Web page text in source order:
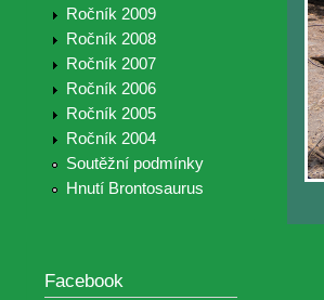
Ročník 2009
Ročník 2008
Ročník 2007
Ročník 2006
Ročník 2005
Ročník 2004
Soutěžní podmínky
Hnutí Brontosaurus
Facebook